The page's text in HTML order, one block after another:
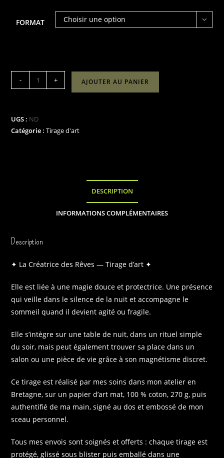
FORMAT Choisir une option
quantité
de
des
- + AJOUTER AU PANIER
UGS : ND
Catégorie :Tirage d'art
DESCRIPTION
INFORMATIONS COMPLÉMENTAIRES
Description
✦ La Créatrice des Rêves — Tirage d’art ✦
Elle est liée à une magie douce et protectrice. Une présence
qui veille dans le silence de la nuit et accompagne le
sommeil quand il devient agité ou fragile.
Elle s’intègre sur une table de nuit, dans un rituel simple
du soir, mais peut également trouver sa place dans un
salon ou une pièce de vie grâce à son magnétisme discret.
Ce tirage est réalisé par mes soins dans mon atelier en
Bretagne, sur un papier d’art mat, 100 % coton, 270 g, puis
authentifié de ma main, signé au dos et embossé de mon
sceau personnel.
Tous mes envois sont soignés et offerts : chaque tirage est
protégé, glissé sous blister puis emballé dans une